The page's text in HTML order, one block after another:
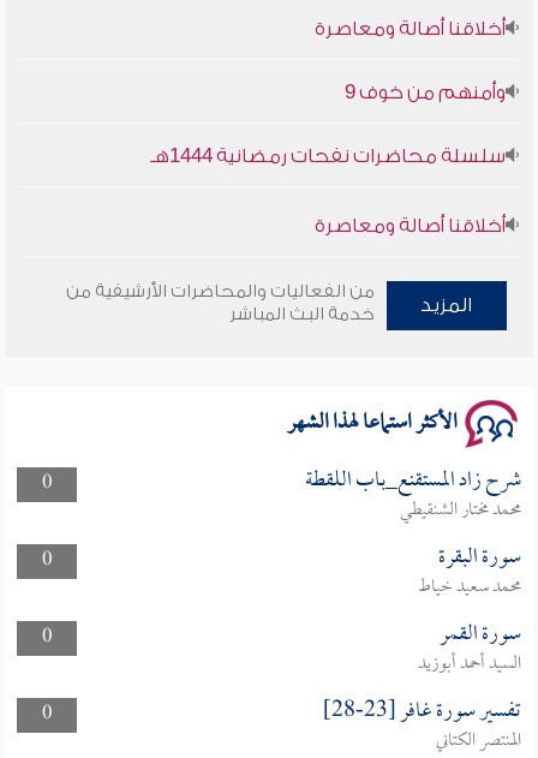
أخلاقنا أصالة ومعاصرة
وأمنهم من خوف 9
أخلاقنا أصالة ومعاصرة
سلسلة محاضرات نفحات رمضانية 1444هـ
المزيد
من الفعاليات والمحاضرات الأرشيفية من
خدمة البث المباشر
الأكثر استماعا لهذا الشهر
0 شرح زاد المستقنع_باب اللقطة
محمد مختار الشنقيطي
0
سورة البقرة
محمد سعيد خياط
0
سورة القمر
السيد أحمد أبوزيد
0
تفسير سورة غافر [23-28]
المنتصر الكتاني